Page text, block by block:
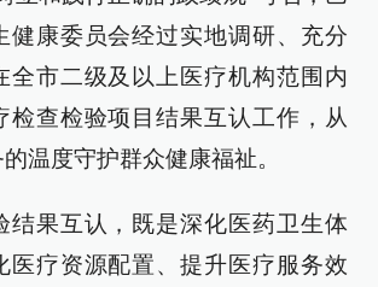
健康委员会经过实地调研、充分
全市二级及以上医疗机构范围内
检查检验项目结果互认工作，从
温度守护群众健康福祉。
结果互认，既是深化医药卫生体
医疗资源配置、提升医疗服务效